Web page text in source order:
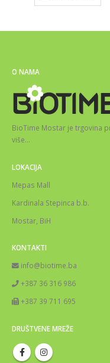
O NAMA
BioTime Mostar je trgovina
više…
LOKACIJA
Mepas Mall
Kardinala Stepinca b.b.
Mostar, BiH
KONTAKTI
info@biotime.ba
+387 36 316 986
+387 39 711 695
DRUŠTVENE MREŽE